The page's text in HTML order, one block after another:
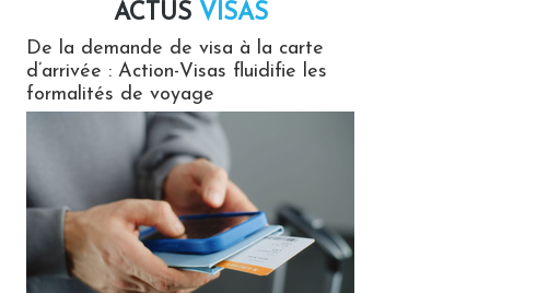
ACTUS VISAS
De la demande de visa à la carte
d’arrivée : Action-Visas fluidifie les
formalités de voyage